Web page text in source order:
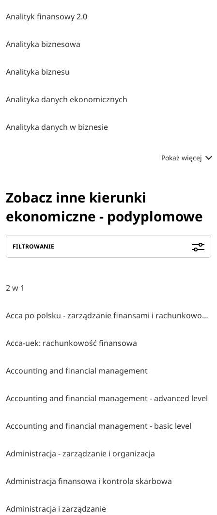
Analityk finansowy 2.0
Analityka biznesowa
Analityka biznesu
Analityka danych ekonomicznych
Analityka danych w biznesie
Pokaż więcej
Zobacz inne kierunki
ekonomiczne - podyplomowe
FILTROWANIE
2 w 1
Acca po polsku - zarządzanie finansami i rachunkowość w środowisku międzynarodowym
Acca-uek: rachunkowość finansowa
Accounting and financial management
Accounting and financial management - advanced level
Accounting and financial management - basic level
Administracja - zarządzanie i organizacja
Administracja finansowa i kontrola skarbowa
Administracja i zarządzanie